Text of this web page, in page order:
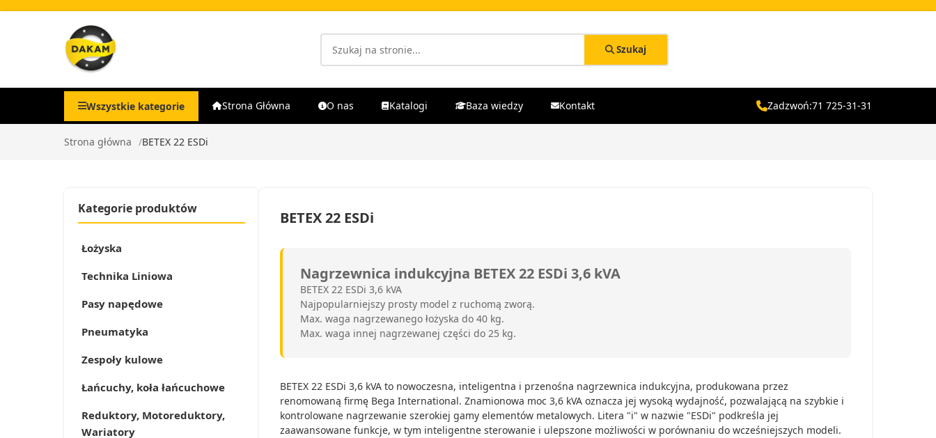
Szukaj
Wszystkie kategorie Strona Główna O nas Katalogi Baza wiedzy Kontakt Zadzwoń:71 725-31-31
Strona główna BETEX 22 ESDi
Kategorie produktów
Łożyska
Technika Liniowa
Pasy napędowe
Pneumatyka
Zespoły kulowe
Łańcuchy, koła łańcuchowe
Reduktory, Motoreduktory,
Wariatory
BETEX 22 ESDi
Nagrzewnica indukcyjna BETEX 22 ESDi 3,6 kVA
BETEX 22 ESDi 3,6 kVA
Najpopularniejszy prosty model z ruchomą zworą.
Max. waga nagrzewanego łożyska do 40 kg.
Max. waga innej nagrzewanej części do 25 kg.
BETEX 22 ESDi 3,6 kVA to nowoczesna, inteligentna i przenośna nagrzewnica indukcyjna, produkowana przez
renomowaną firmę Bega International. Znamionowa moc 3,6 kVA oznacza jej wysoką wydajność, pozwalającą na szybkie i
kontrolowane nagrzewanie szerokiej gamy elementów metalowych. Litera "i" w nazwie "ESDi" podkreśla jej
zaawansowane funkcje, w tym inteligentne sterowanie i ulepszone możliwości w porównaniu do wcześniejszych modeli.